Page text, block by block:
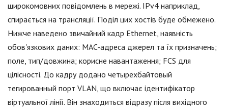
широкомовних повідомлень в мережі. IPv4 наприклад,
спирається на трансляції. Поділ цих хостів буде обмежено.
Нижче наведено звичайний кадр Ethernet, наявність
обов'язкових даних: MAC-адреса джерел та їх призначень;
поле, тип/довжина; корисне навантаження; FCS для
цілісності. До кадру додано четырехбайтовый
тегированный порт VLAN, що включає ідентифікатор
віртуальної лінії. Він знаходиться відразу після вихідного